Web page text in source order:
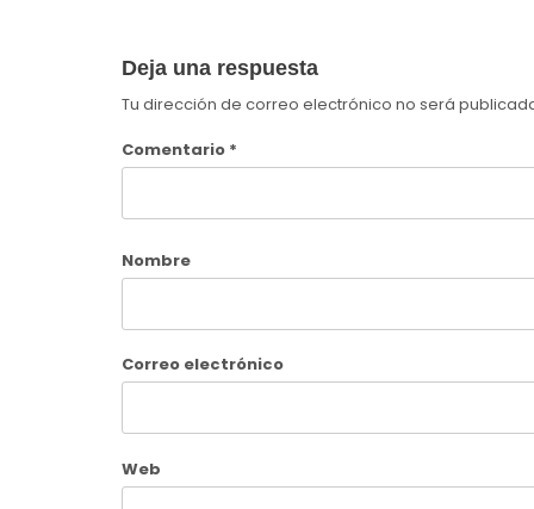
Deja una respuesta
Tu dirección de correo electrónico no será
Comentario *
Nombre
Correo electrónico
Web